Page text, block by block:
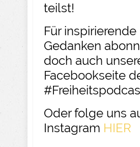
teilst!
Für inspirierende
Gedanken
doch auch
Facebookseite
Oder folge uns
Instagram HIER